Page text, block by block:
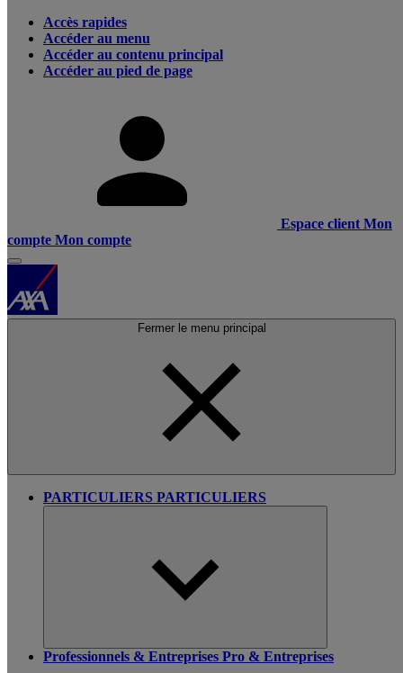
Accès rapides
Accéder au menu
Accéder au contenu principal
Accéder au pied de page
Espace client Mon
compte Mon compte
Fermer le menu principal
PARTICULIERS PARTICULIERS
Professionnels & Entreprises Pro & Entreprises